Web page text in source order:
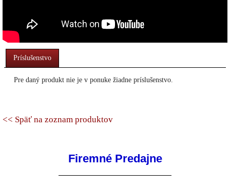
Príslušenstvo
Pre daný produkt nie je v ponuke žiadne príslušenstvo.
<< Späť na zoznam produktov
Firemné Predajne